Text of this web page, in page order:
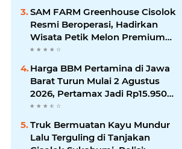
SAM FARM Greenhouse Cisolok
Resmi Beroperasi, Hadirkan
Wisata Petik Melon Premium
dan Edukasi Pertanian Modern
Harga BBM Pertamina di Jawa
Barat Turun Mulai 2 Agustus
2026, Pertamax Jadi Rp15.950
per Liter, Cek Daftar Harga
Terbaru
Truk Bermuatan Kayu Mundur
Lalu Terguling di Tanjakan